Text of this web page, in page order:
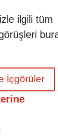
ilgili tüm
İçgörüler